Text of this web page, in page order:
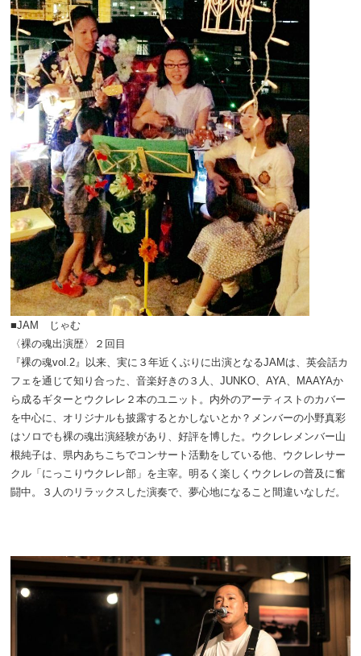
■JAM じゃむ
〈裸の魂出演歴〉２回目
『裸の魂vol.2』以来、実に３年近くぶりに出演となるJAMは、英会話カ
フェを通じて知り合った、音楽好きの３人、JUNKO、AYA、MAAYAか
ら成るギターとウクレレ２本のユニット。内外のアーティストのカバー
を中心に、オリジナルも披露するとかしないとか？メンバーの小野真彩
はソロでも裸の魂出演経験があり、好評を博した。ウクレレメンバー山
根純子は、県内あちこちでコンサート活動をしている他、ウクレレサー
クル「にっこりウクレレ部」を主宰。明るく楽しくウクレレの普及に奮
闘中。３人のリラックスした演奏で、夢心地になること間違いなしだ。